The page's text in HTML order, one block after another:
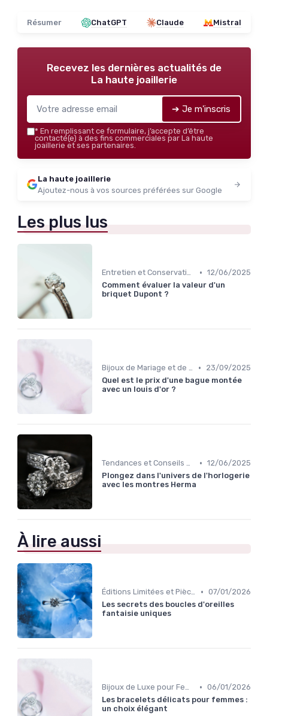
Résumer ChatGPT Claude Mistral
Recevez les dernières actualités de
La haute joaillerie
➔ Je m'inscris
* En remplissant ce formulaire, j’accepte d’être
contacté(e) à des fins commerciales par La haute
joaillerie et ses partenaires.
La haute joaillerie
Ajoutez-nous à vos sources préférées sur Google
Les plus lus
Entretien et Conservation des Bijoux • 12/06/2025
Comment évaluer la valeur d'un
briquet Dupont ?
Bijoux de Mariage et de Fiançailles •
23/09/2025
Quel est le prix d'une bague montée
avec un louis d'or ?
Tendances et Conseils de Style • 12/06/2025
Plongez dans l'univers de l'horlogerie
avec les montres Herma
À lire aussi
Éditions Limitées et Pièces Uniques • 07/01/2026
Les secrets des boucles d'oreilles
fantaisie uniques
Bijoux de Luxe pour Femmes • 06/01/2026
Les bracelets délicats pour femmes :
un choix élégant